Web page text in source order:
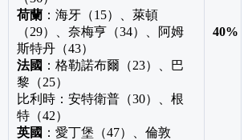
荷蘭 ：海牙（15）、萊頓
（29）、奈梅亨（34）、阿姆
斯特丹（43）
法國 ：格勒諾布爾（23）、巴
黎（25）
比利時：安特衛普（30）、根
特（42）
英國 ：愛丁堡（47）、倫敦
40%